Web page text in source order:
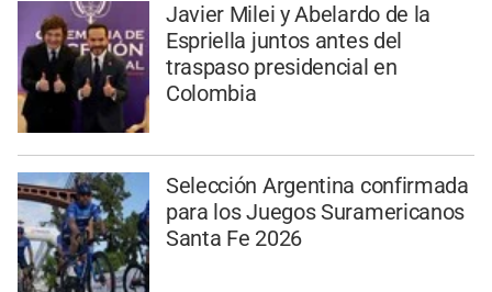
Javier Milei y Abelardo de la
Espriella juntos antes del
traspaso presidencial en
Colombia
Selección Argentina confirmada
para los Juegos Suramericanos
Santa Fe 2026